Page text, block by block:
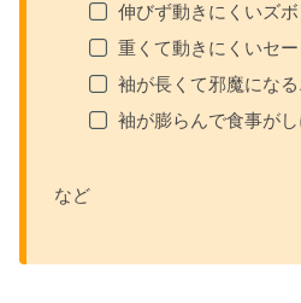
伸びず動きにくいズボ
重くて動きにくいセ
袖が長くて邪魔になる
袖が膨らんで食事が
など